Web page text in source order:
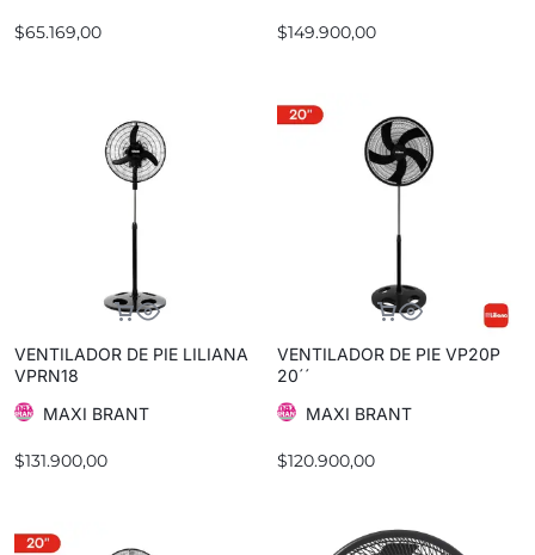
$65.169,00 $149.900,00
VENTILADOR DE PIE LILIANA
VPRN18
MAXI BRANT
$131.900,00
VENTILADOR DE PIE VP20P
20´´
MAXI BRANT
$120.900,00